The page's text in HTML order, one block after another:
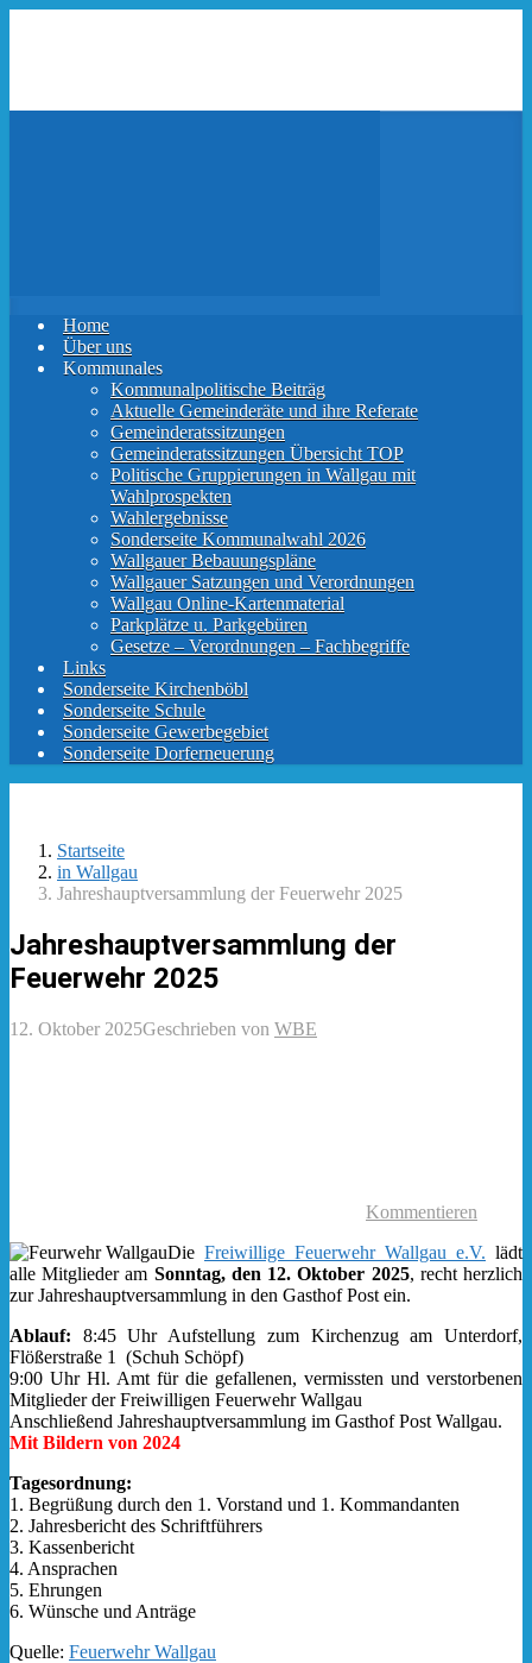
Home
Über uns
Kommunales
Kommunalpolitische Beiträg
Aktuelle Gemeinderäte und ihre Referate
Gemeinderatssitzungen
Gemeinderatssitzungen Übersicht TOP
Politische Gruppierungen in Wallgau mit
Wahlprospekten
Wahlergebnisse
Sonderseite Kommunalwahl 2026
Wallgauer Bebauungspläne
Wallgauer Satzungen und Verordnungen
Wallgau Online-Kartenmaterial
Parkplätze u. Parkgebüren
Gesetze – Verordnungen – Fachbegriffe
Links
Sonderseite Kirchenböbl
Sonderseite Schule
Sonderseite Gewerbegebiet
Sonderseite Dorferneuerung
Startseite
in Wallgau
Jahreshauptversammlung der Feuerwehr 2025
Jahreshauptversammlung der
Feuerwehr 2025
12. Oktober 2025Geschrieben von WBE
Kommentieren
Die Freiwillige Feuerwehr Wallgau e.V. lädt
alle Mitglieder am Sonntag, den 12. Oktober 2025, recht herzlich
zur Jahreshauptversammlung in den Gasthof Post ein.
Ablauf: 8:45 Uhr Aufstellung zum Kirchenzug am Unterdorf,
Flößerstraße 1 (Schuh Schöpf)
9:00 Uhr Hl. Amt für die gefallenen, vermissten und verstorbenen
Mitglieder der Freiwilligen Feuerwehr Wallgau
Anschließend Jahreshauptversammlung im Gasthof Post Wallgau.
Mit Bildern von 2024
Tagesordnung:
1. Begrüßung durch den 1. Vorstand und 1. Kommandanten
2. Jahresbericht des Schriftführers
3. Kassenbericht
4. Ansprachen
5. Ehrungen
6. Wünsche und Anträge
Quelle: Feuerwehr Wallgau